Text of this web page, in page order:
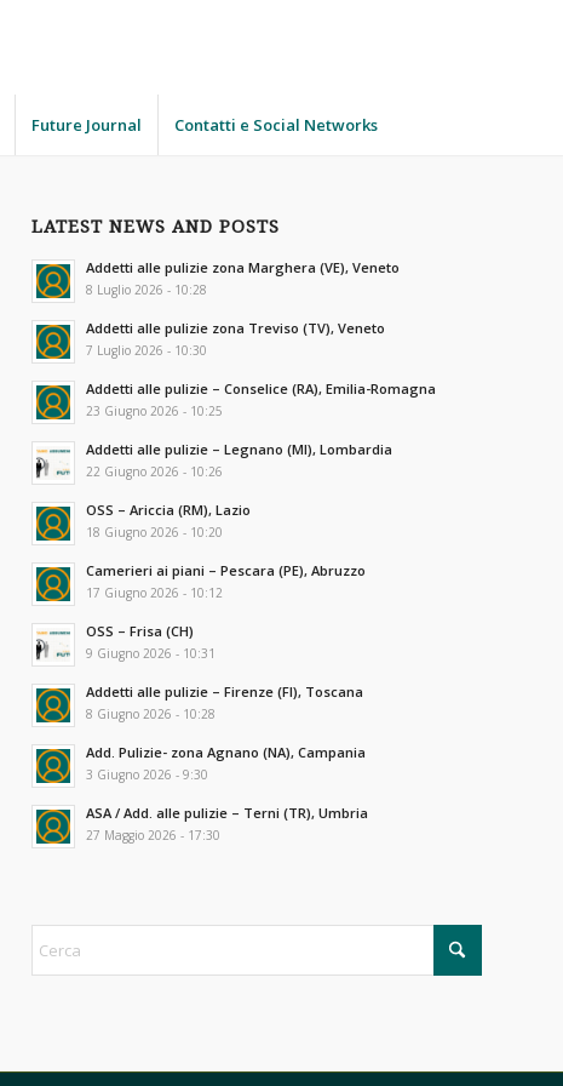
Future Journal Contatti e Social Networks
LATEST NEWS AND POSTS
Addetti alle pulizie zona Marghera (VE), Veneto
8 Luglio 2026 - 10:28
Addetti alle pulizie zona Treviso (TV), Veneto
7 Luglio 2026 - 10:30
Addetti alle pulizie – Conselice (RA), Emilia-Romagna
23 Giugno 2026 - 10:25
Addetti alle pulizie – Legnano (MI), Lombardia
22 Giugno 2026 - 10:26
OSS – Ariccia (RM), Lazio
18 Giugno 2026 - 10:20
Camerieri ai piani – Pescara (PE), Abruzzo
17 Giugno 2026 - 10:12
OSS – Frisa (CH)
9 Giugno 2026 - 10:31
Addetti alle pulizie – Firenze (FI), Toscana
8 Giugno 2026 - 10:28
Add. Pulizie- zona Agnano (NA), Campania
3 Giugno 2026 - 9:30
ASA / Add. alle pulizie – Terni (TR), Umbria
27 Maggio 2026 - 17:30